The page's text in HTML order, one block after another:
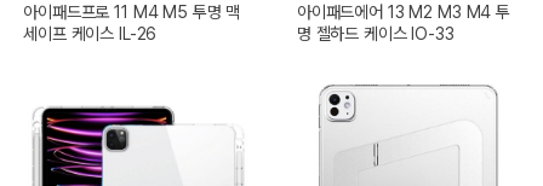
아이패드프로 11 M4 M5 투명 맥
세이프 케이스 IL-26
아이패드에어 13 M2 M3 M4 투
명 젤하드 케이스 IO-33